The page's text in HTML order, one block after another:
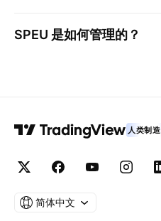
SPEU 是如何管理的？
人类制造
简体中文